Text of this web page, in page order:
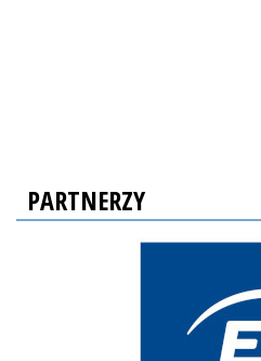
PARTNERZY